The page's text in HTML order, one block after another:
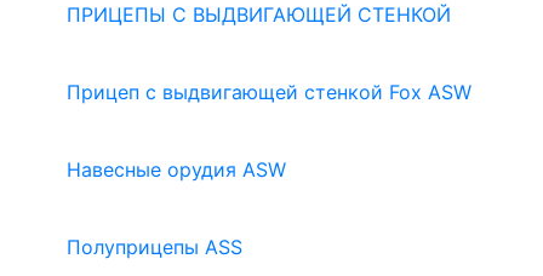
ПРИЦЕПЫ С ВЫДВИГАЮЩЕЙ СТЕНКОЙ
Прицеп с выдвигающей стенкой Fox ASW
Навесные орудия ASW
Полуприцепы ASS